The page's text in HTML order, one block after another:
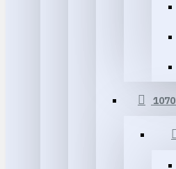
1070